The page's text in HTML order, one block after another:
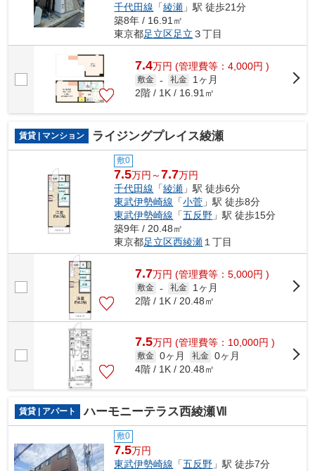
千代田線 「綾瀬 」駅 徒歩21分
築8年 / 16.91㎡
東京都足立区足立 ３丁目
7.4万円 (管理費等：4,000円 )
敷金 - 礼金
1ヶ月
2階 / 1K / 16.91㎡
賃貸 | マンション ライジングプレイス綾瀬
敷0
7.5万円～7.7万円
千代田線 「綾瀬 」駅 徒歩6分
東武伊勢崎線 「小菅 」駅 徒歩8分
東武伊勢崎線 「五反野 」駅 徒歩15分
築9年 / 20.48㎡
東京都足立区西綾瀬 １丁目
7.7万円 (管理費等：5,000円 )
敷金 - 礼金
1ヶ月
2階 / 1K / 20.48㎡
7.5万円 (管理費等：10,000円 )
敷金 0ヶ月 礼金 0ヶ月
4階 / 1K / 20.48㎡
賃貸 | アパート ハーモニーテラス西綾瀬Ⅶ
敷0
7.5万円
東武伊勢崎線 「五反野 」駅 徒歩7分